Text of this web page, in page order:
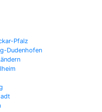
Pfalz
Dudenhofen